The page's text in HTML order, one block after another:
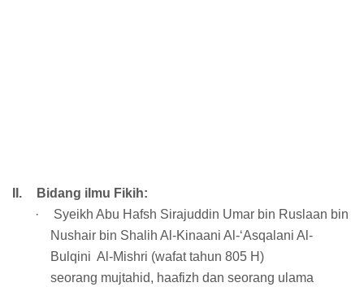
II.
Bidang ilmu Fikih:
·
Syeikh Abu Hafsh Sirajuddin Umar bin Ruslaan bin
Nushair bin Shalih Al-Kinaani Al-‘Asqalani Al-
Bulqini Al-Mishri (wafat tahun 805 H)
seorang mujtahid, haafizh dan seorang ulama